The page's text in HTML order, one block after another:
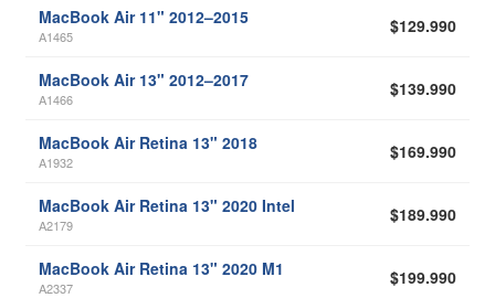
MacBook Air 11" 2012–2015
A1465 $129.990
MacBook Air 13" 2012–2017
A1466 $139.990
MacBook Air Retina 13" 2018
A1932 $169.990
MacBook Air Retina 13" 2020 Intel
A2179 $189.990
MacBook Air Retina 13" 2020 M1
A2337 $199.990